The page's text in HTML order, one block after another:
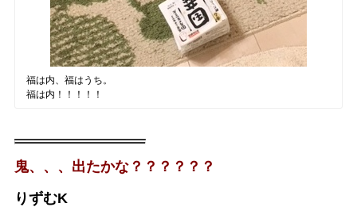
福は内、福はうち。
福は内！！！！！
鬼、、、出たかな？？？？？？
りずむK